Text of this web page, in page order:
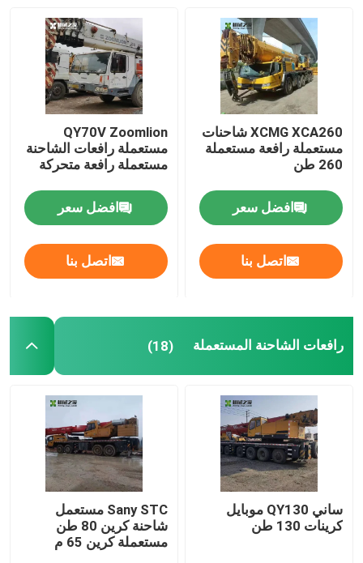
جولة في المعمل
مراقبة الجودة
اتصل بنا
اطلب اقتباس
رافعة سيارات مستعملة
مستعملة جميع أنواع الرافعات
رافعات مجنزرة مستعملة
رافعات مجنزرة مستعملة
زومليون كرين أجزاء
XCMG XCA260 شاحنات
مستعملة رافعة مستعملة
260 طن
افضل سعر
اتصل بنا
QY70V Zoomlion
مستعملة رافعات الشاحنة
مستعملة رافعة متحركة
افضل سعر
اتصل بنا
رافعات الشاحنة المستعملة (18)
ساني QY130 موبايل
كرينات 130 طن
Sany STC مستعمل
شاحنة كرين 80 طن
مستعملة كرين 65 م